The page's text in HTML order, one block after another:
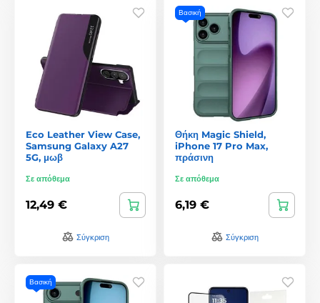
Eco Leather View Case,
Samsung Galaxy A27
5G, μωβ
Σε απόθεμα
12,49 €
Σύγκριση
Βασική
Θήκη Magic Shield,
iPhone 17 Pro Max,
πράσινη
Σε απόθεμα
6,19 €
Σύγκριση
Βασική